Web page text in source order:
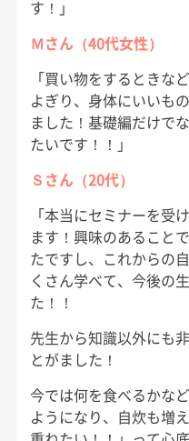
す！」
Ｍさん（40代女性）
「買い物をするときな
よぎり、身体にいいも
ました！基礎編だけで
たいです！！」
Ｓさん（20代）
「本当にセミナーを受
ます！興味のあること
たですし、これからの
くさん学べて、今後の
た！！
先生から知識以外にも
とがました！
今では何を食べるかな
ようになり、自炊も増